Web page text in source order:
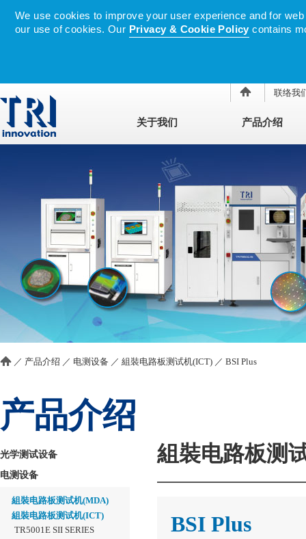
We use cookies to improve your user experience and for
our use of cookies. Our Privacy & Cookie Policy contains
联络我
关于我们 产品介绍
／ 产品介绍 ／ 电测设备 ／ 組裝电路板测试机(ICT) ／ BSI Plus
产品介绍
光学测试设备
电测设备
組裝电路板测试机(MDA)
組裝电路板测试机(ICT)
TR5001E SII SERIES
組裝电路板测
BSI Plus